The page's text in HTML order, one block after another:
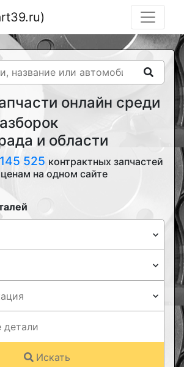
онлайн среди
и области
145 525 контрактных запчастей
на одном сайте
Искать